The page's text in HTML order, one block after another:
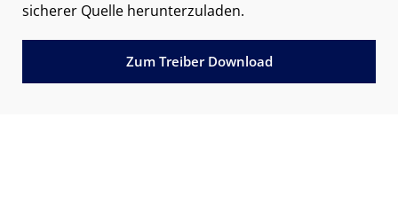
sicherer Quelle herunterzuladen.
Zum Treiber Download